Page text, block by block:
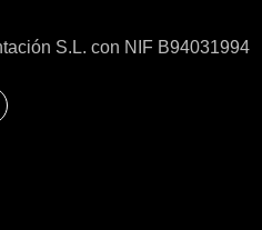
S.L. con NIF B94031994